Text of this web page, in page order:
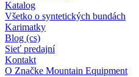
Katalog
Všetko o syntetických bundách
Karimatky
Blog (cs)
Sieť predajní
Kontakt
O Značke Mountain Equipment